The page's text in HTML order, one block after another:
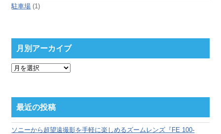
駐車場 (1)
月別アーカイブ
月
カ
ブ
最近の投稿
ソニーから超望遠撮影を手軽に楽しめるズームレンズ『FE 100-